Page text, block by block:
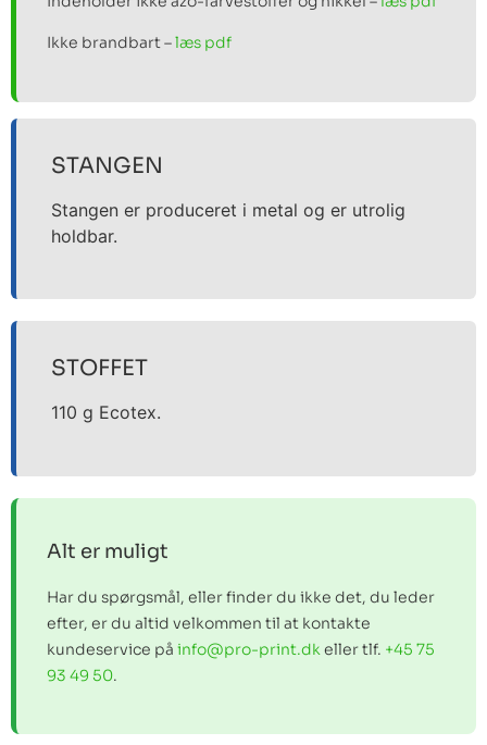
Ikke brandbart –læs pdf
STANGEN
Stangen er produceret i metal og er utrolig
holdbar.
STOFFET
110 g Ecotex.
Alt er muligt
Har du spørgsmål, eller finder du ikke det, du leder
efter, er du altid velkommen til at kontakte
kundeservice på info@pro-print.dk eller tlf. +45 75
93 49 50.